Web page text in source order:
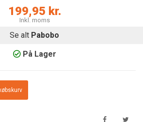
199,95 kr.
Inkl. moms
Se alt Pabobo
På Lager